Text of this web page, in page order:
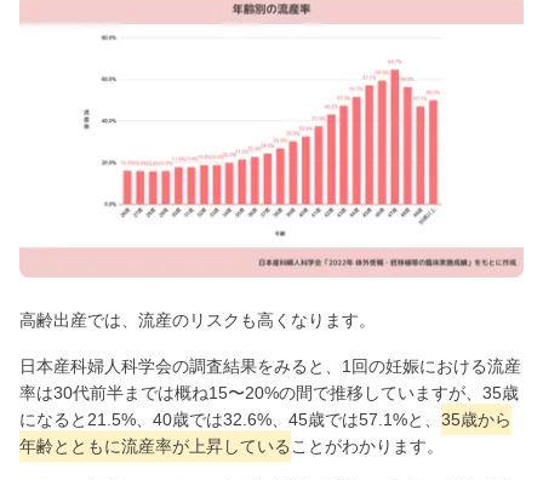
高齢出産では、流産のリスクも高くなります。
日本産科婦人科学会の調査結果をみると、1回の妊娠における流産
率は30代前半までは概ね15〜20%の間で推移していますが、35歳
になると21.5%、40歳では32.6%、45歳では57.1%と、 35歳から
年齢とともに流産率が上昇している ことがわかります。